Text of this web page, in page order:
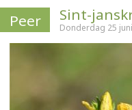
Peer Sint-
Donderdag 25